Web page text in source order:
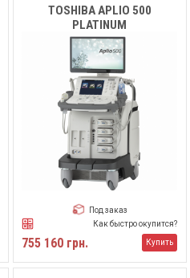
TOSHIBA APLIO 500
PLATINUM
Под заказ
Как быстро окупится?
755 160 грн. Купить